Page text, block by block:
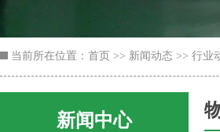
当前所在位置： 首页 >> 新闻动态 >> 行业
新闻中心